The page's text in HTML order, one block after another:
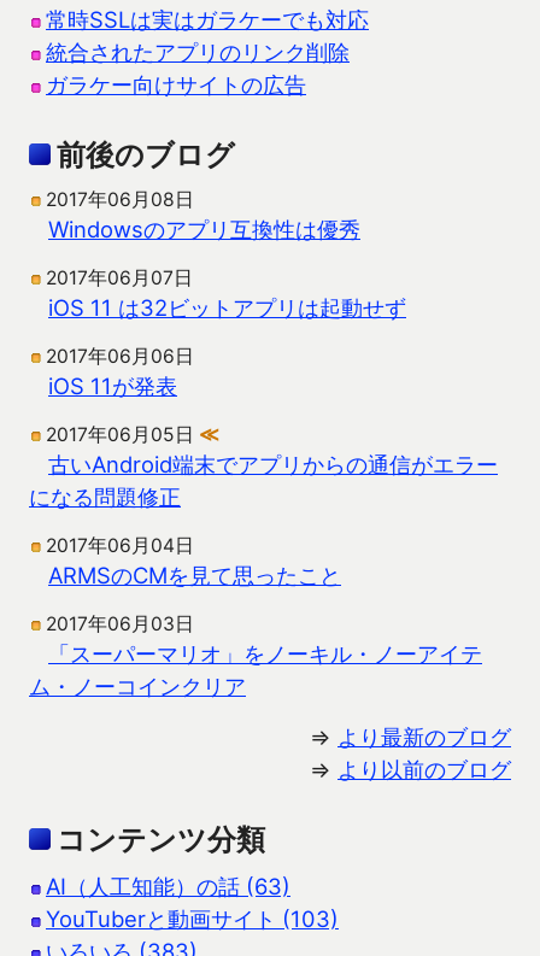
常時SSLは実はガラケーでも対応
統合されたアプリのリンク削除
ガラケー向けサイトの広告
前後のブログ
2017年06月08日
Windowsのアプリ互換性は優秀
2017年06月07日
iOS 11 は32ビットアプリは起動せず
2017年06月06日
iOS 11が発表
2017年06月05日 ≪
古いAndroid端末でアプリからの通信がエラー
になる問題修正
2017年06月04日
ARMSのCMを見て思ったこと
2017年06月03日
「スーパーマリオ」をノーキル・ノーアイテ
ム・ノーコインクリア
⇒ より最新のブログ
⇒ より以前のブログ
コンテンツ分類
AI（人工知能）の話 (63)
YouTuberと動画サイト (103)